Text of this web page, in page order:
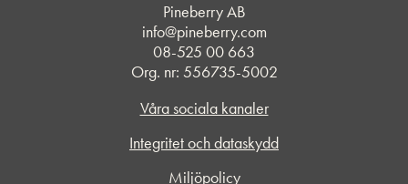
Pineberry AB
info@pineberry.com
08-525 00 663
Org. nr: 556735-5002
Våra sociala kanaler
Integritet och dataskydd
Miljöpolicy